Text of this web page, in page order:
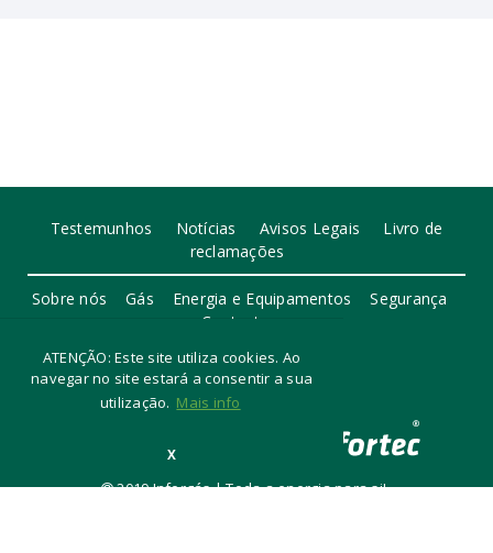
ATENÇÃO: Este site utiliza cookies. Ao
navegar no site estará a consentir a sua
utilização. Mais info
X
Testemunhos Notícias Avisos Legais Livro de
reclamações
Sobre nós Gás Energia e EquipamentosSegurança
Contactos
2019 Inforgás | Toda a energia para si!